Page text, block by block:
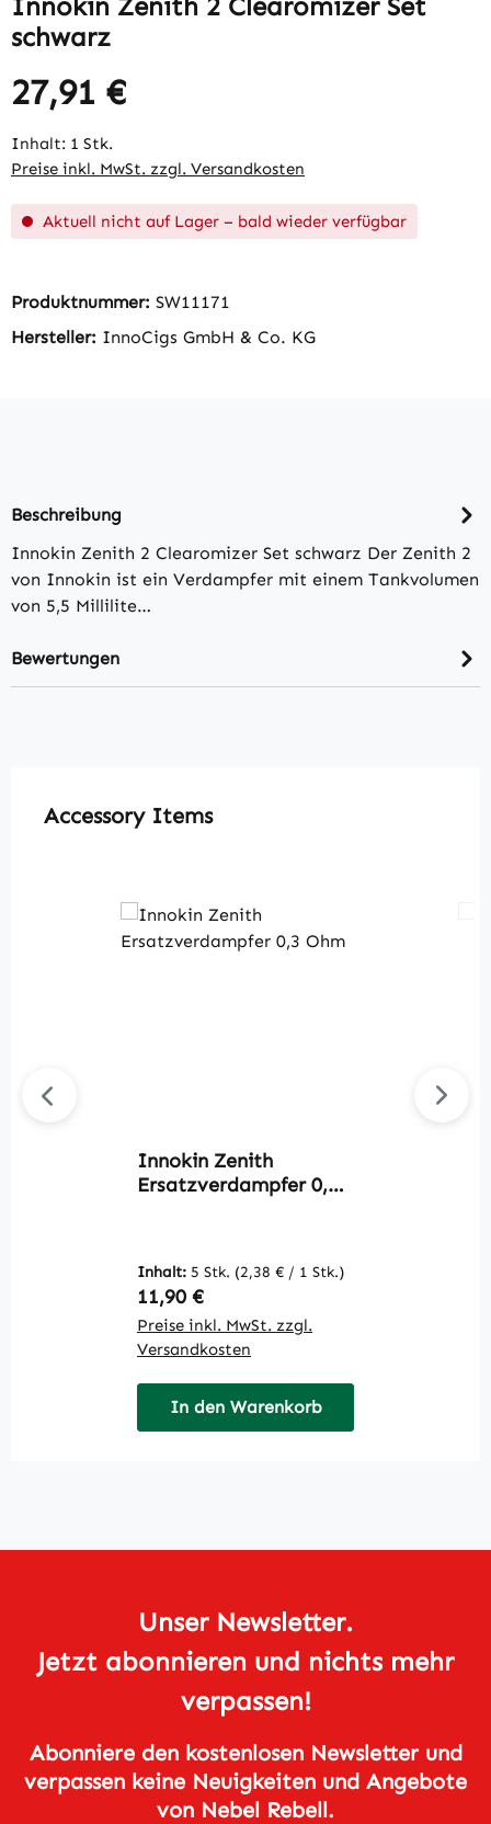
Innokin Zenith 2 Clearomizer Set
schwarz
Regulärer Preis:
27,91 €
Inhalt: 1 Stk.
Preise inkl. MwSt. zzgl. Versandkosten
Aktuell nicht auf Lager – bald wieder verfügbar
Produktnummer: SW11171
Hersteller: InnoCigs GmbH & Co. KG
Beschreibung
Innokin Zenith 2 Clearomizer Set schwarz Der Zenith 2
von Innokin ist ein Verdampfer mit einem Tankvolumen
von 5,5 Millilite…
Bewertungen
Produktgalerie überspringen
Accessory Items
Innokin Zenith
Ersatzverdampfer 0,3
Inhalt: 5 Stk. (2,38 € / 1 Stk.)
Regulärer Preis:
11,90 €
Preise inkl. MwSt. zzgl.
Versandkosten
In den Warenkorb
Unser Newsletter.
Jetzt abonnieren und nichts mehr
verpassen!
Abonniere den kostenlosen Newsletter und
verpassen keine Neuigkeiten und Angebote
von Nebel Rebell.